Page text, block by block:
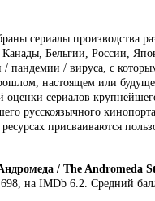
сериалы производства
Канады, Бельгии, России,
пандемии / вируса, с
настоящем или
оценки сериалов
русскоязычного
присваиваются
/ The Andromeda
на IMDb 6.2. Средний